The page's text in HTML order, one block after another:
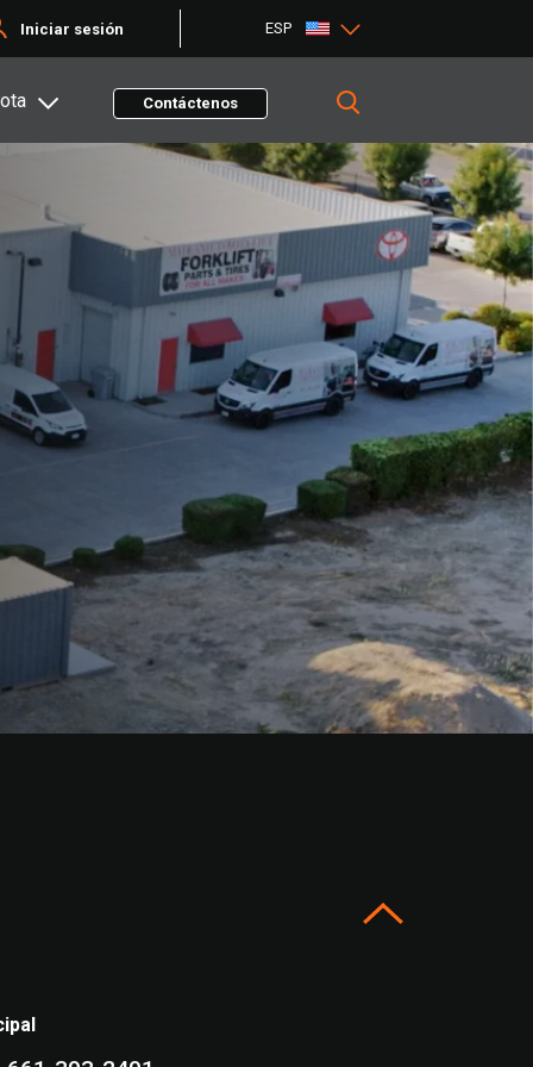
Iniciar sesión ESP
Contáctenos